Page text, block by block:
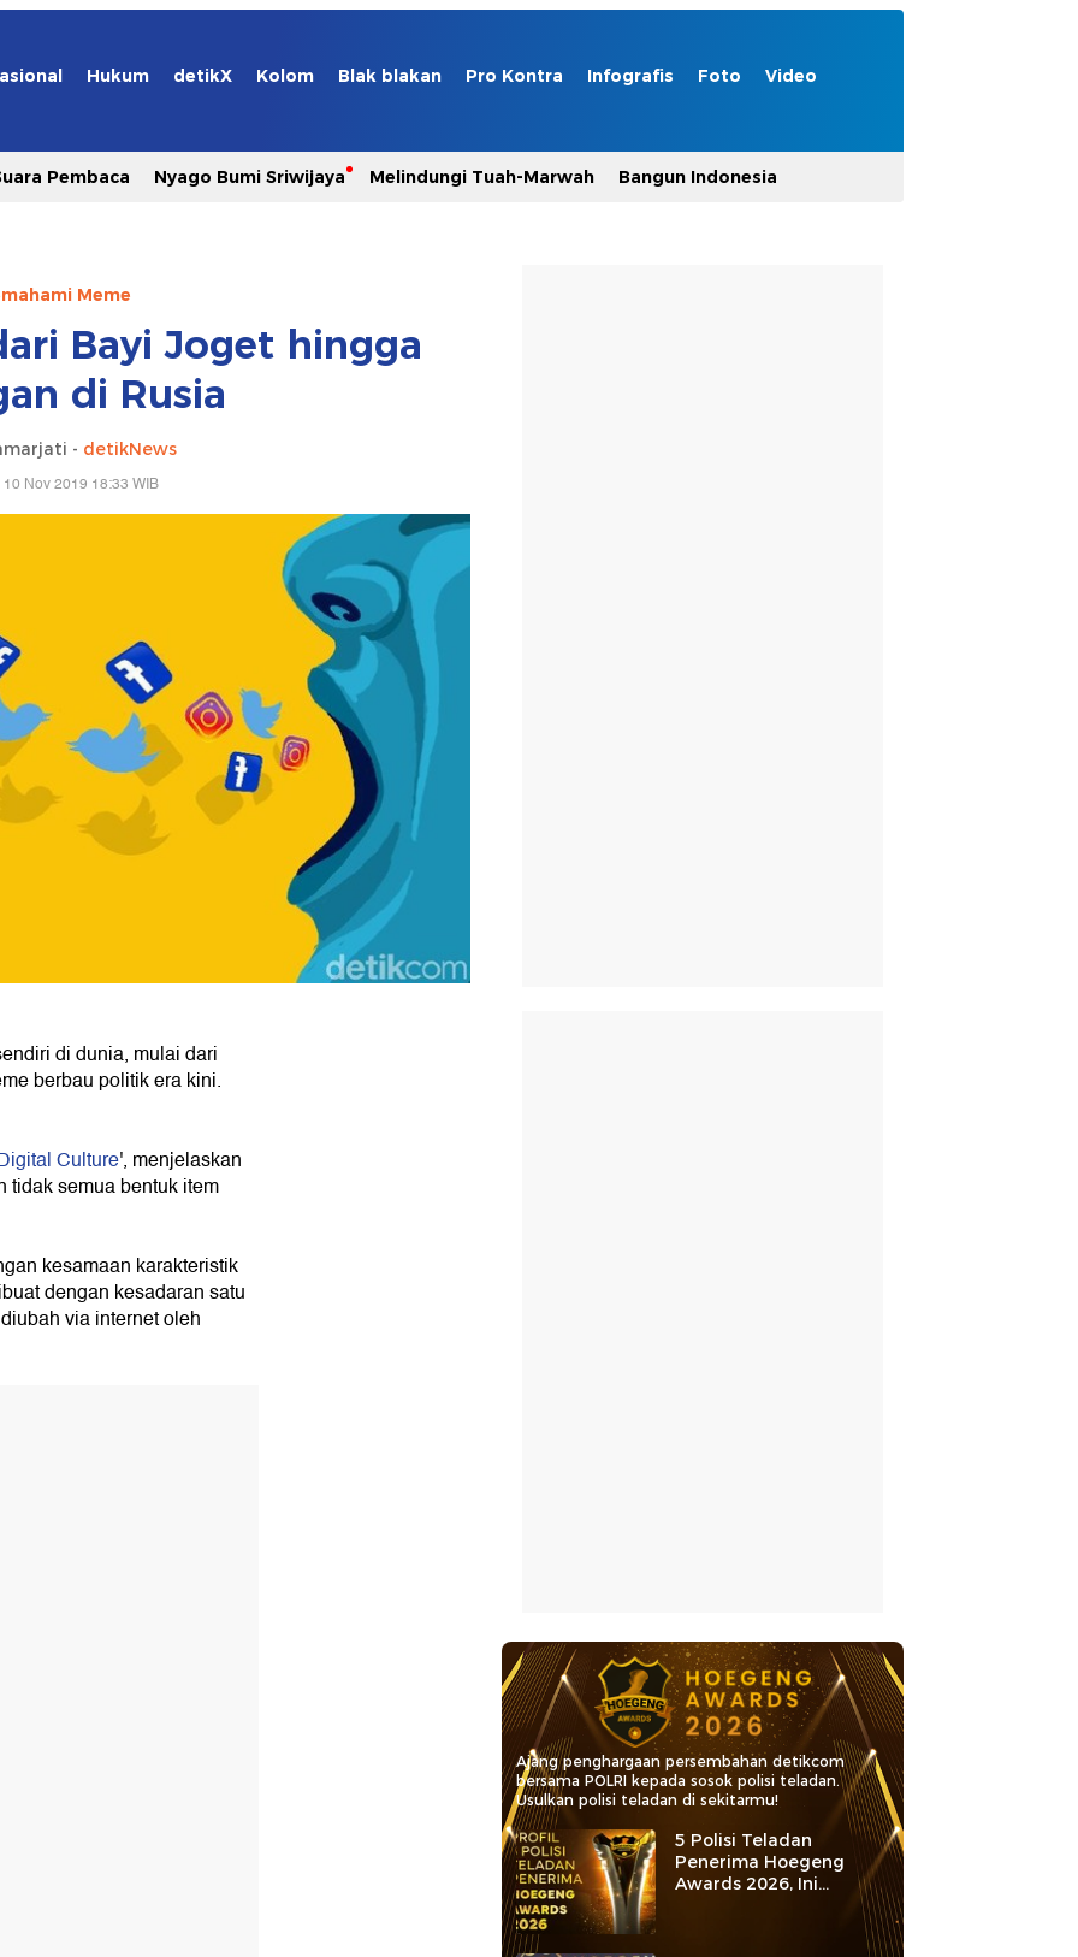
Hukum detikX Kolom Blak blakan Pro Kontra Infografis Foto Video
Pembaca Nyago Bumi Sriwijaya Melindungi Tuah-Marwah Bangun Indonesia
Meme
Bayi Joget hingga
di Rusia
- detikNews
Nov 2019 18:33 WIB
di dunia, mulai dari
berbau politik era kini.
Culture', menjelaskan
tidak semua bentuk item
kesamaan karakteristik
dengan kesadaran satu
via internet oleh
Ajang penghargaan persembahan detikcom
bersama POLRI kepada sosok polisi teladan.
Usulkan polisi teladan di sekitarmu!
5 Polisi Teladan
Penerima Hoegeng
Awards 2026, Ini
Kategori dan Kiprahnya